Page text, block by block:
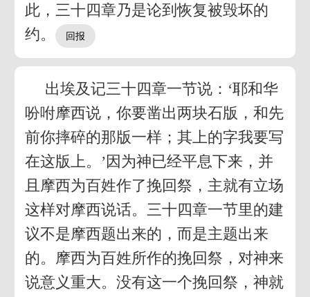
此，三十四章乃是论到恢复被毁坏的
约。
出埃及记三十四章一节说：‘耶和华
吩咐摩西说，你要凿出两块石版，和先
前你摔碎的那版一样；其上的字我要写
在这版上。’因为神已经平息下来，并
且摩西为百姓作了挽回祭，主就有立场
这样对摩西说话。三十四章一节里的建
议不是摩西题出来的，而是主题出来
的。摩西为百姓所作的挽回祭，对神来
说意义重大。没有这一个挽回祭，神就